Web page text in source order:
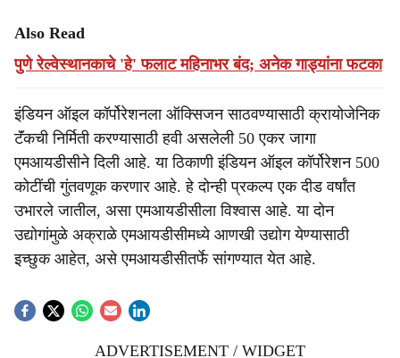
Also Read
पुणे रेल्वेस्थानकाचे 'हे' फलाट महिनाभर बंद; अनेक गाड्यांना फटका
इंडियन ऑइल कॉर्पोरेशनला ऑक्सिजन साठवण्यासाठी क्रायोजेनिक
टॅंकची निर्मिती करण्यासाठी हवी असलेली 50 एकर जागा
एमआयडीसीने दिली आहे. या ठिकाणी इंडियन ऑइल कॉर्पोरेशन 500
कोटींची गुंतवणूक करणार आहे. हे दोन्ही प्रकल्प एक दीड वर्षांत
उभारले जातील, असा एमआयडीसीला विश्वास आहे. या दोन
उद्योगांमुळे अक्राळे एमआयडीसीमध्ये आणखी उद्योग येण्यासाठी
इच्छुक आहेत, असे एमआयडीसीतर्फे सांगण्यात येत आहे.
ADVERTISEMENT / WIDGET